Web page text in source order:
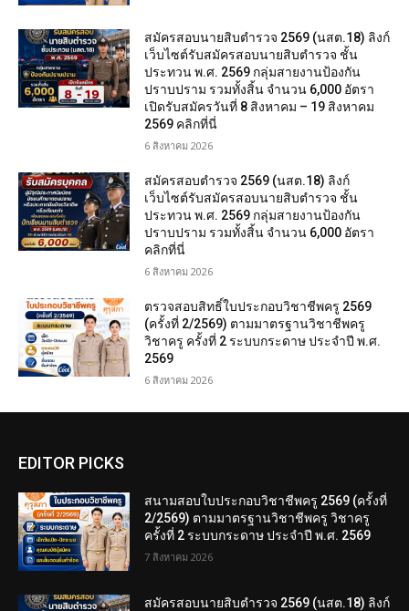
สมัครสอบนายสิบตำรวจ 2569 (นสต.18) ลิงก์
เว็บไซต์รับสมัครสอบนายสิบตำรวจ ชั้น
ประทวน พ.ศ. 2569 กลุ่มสายงานป้องกัน
ปราบปราม รวมทั้งสิ้น จำนวน 6,000 อัตรา
เปิดรับสมัครวันที่ 8 สิงหาคม – 19 สิงหาคม
2569 คลิกที่นี่
6 สิงหาคม 2026
สมัครสอบตํารวจ 2569 (นสต.18) ลิงก์
เว็บไซต์รับสมัครสอบนายสิบตำรวจ ชั้น
ประทวน พ.ศ. 2569 กลุ่มสายงานป้องกัน
ปราบปราม รวมทั้งสิ้น จำนวน 6,000 อัตรา
คลิกที่นี่
6 สิงหาคม 2026
ตรวจสอบสิทธิ์ใบประกอบวิชาชีพครู 2569
(ครั้งที่ 2/2569) ตามมาตรฐานวิชาชีพครู
วิชาครู ครั้งที่ 2 ระบบกระดาษ ประจำปี พ.ศ.
2569
6 สิงหาคม 2026
EDITOR PICKS
สนามสอบใบประกอบวิชาชีพครู 2569 (ครั้งที่
2/2569) ตามมาตรฐานวิชาชีพครู วิชาครู
ครั้งที่ 2 ระบบกระดาษ ประจำปี พ.ศ. 2569
7 สิงหาคม 2026
สมัครสอบนายสิบตำรวจ 2569 (นสต.18) ลิงก์